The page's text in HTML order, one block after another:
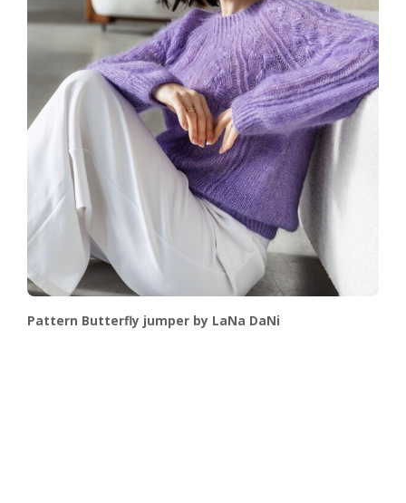
Pattern Butterfly jumper by LaNa DaNi